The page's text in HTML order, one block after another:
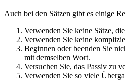
Auch bei den Sätzen gibt es einige
Verwenden Sie keine Sätze,
Verwenden Sie keine
Beginnen oder beenden Sie
mit demselben Wort.
Versuchen Sie, das Passiv zu
Verwenden Sie so viele